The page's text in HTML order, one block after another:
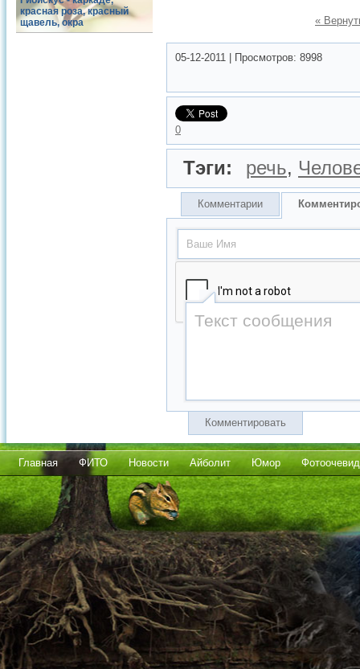
красная роза, красный
щавель, окра
«
05-12-2011 Просмотров: 8998
0
Тэги: речь,
Комментарии
Комментировать
Главная ФИТО Новости Айболит Юмор